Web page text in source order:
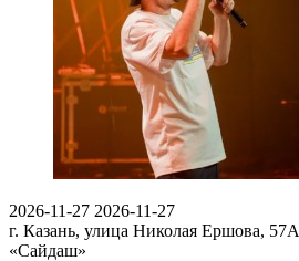
2026-11-27 2026-11-27
г. Казань, улица Николая Ершова, 57А
«Сайдаш»